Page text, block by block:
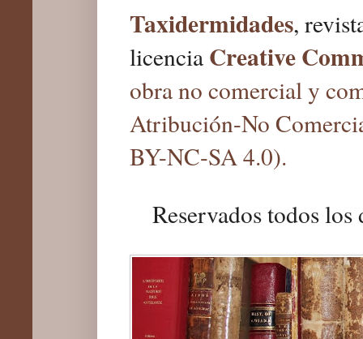
Taxidermidades,
licencia Creative
obra no comercial y
Atribución-No
BY-NC-SA 4.0).
Reservados todos